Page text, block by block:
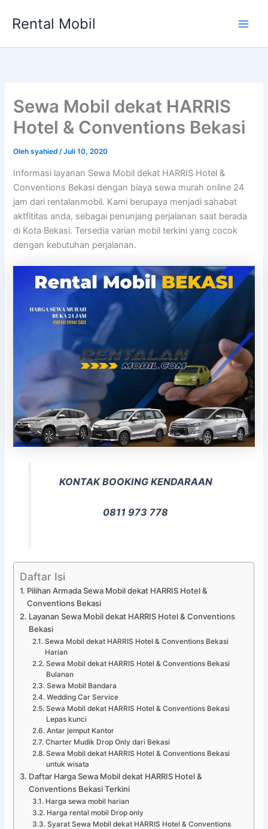
Rental Mobil
Sewa Mobil dekat HARRIS
Hotel & Conventions Bekasi
Olehsyahied/Juli 10, 2020
Informasi layanan Sewa Mobil dekat HARRIS Hotel &
Conventions Bekasi dengan biaya sewa murah online 24
jam dari rentalanmobil. Kami berupaya menjadi sahabat
aktfititas anda, sebagai penunjang perjalanan saat berada
di Kota Bekasi. Tersedia varian mobil terkini yang cocok
dengan kebutuhan perjalanan.
KONTAK BOOKING KENDARAAN
0811 973 778
Daftar Isi
Pilihan Armada Sewa Mobil dekat HARRIS Hotel &
Conventions Bekasi
Layanan Sewa Mobil dekat HARRIS Hotel & Conventions
Bekasi
Sewa Mobil dekat HARRIS Hotel & Conventions Bekasi
Harian
Sewa Mobil dekat HARRIS Hotel & Conventions Bekasi
Bulanan
Sewa Mobil Bandara
Wedding Car Service
Sewa Mobil dekat HARRIS Hotel & Conventions Bekasi
Lepas kunci
Antar jemput Kantor
Charter Mudik Drop Only dari Bekasi
Sewa Mobil dekat HARRIS Hotel & Conventions Bekasi
untuk wisata
Daftar Harga Sewa Mobil dekat HARRIS Hotel &
Conventions Bekasi Terkini
Harga sewa mobil harian
Harga rental mobil Drop only
Syarat Sewa Mobil dekat HARRIS Hotel & Conventions